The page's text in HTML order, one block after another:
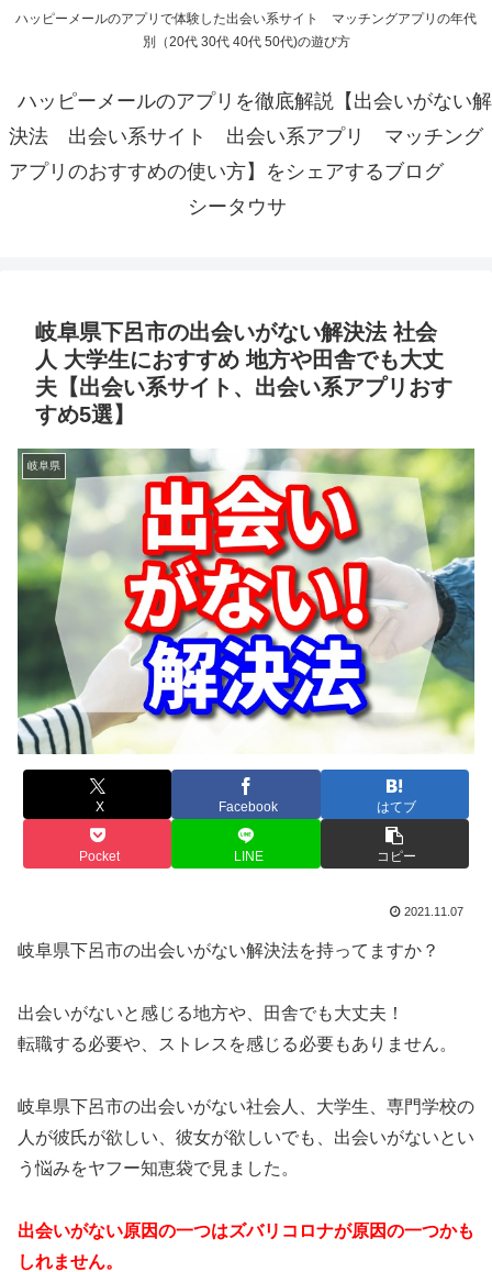
ハッピーメールのアプリで体験した出会い系サイト マッチングアプリの年代
別（20代 30代 40代 50代)の遊び方
ハッピーメールのアプリを徹底解説【出会いがない解
決法 出会い系サイト 出会い系アプリ マッチング
アプリのおすすめの使い方】をシェアするブログ
シータウサ
岐阜県下呂市の出会いがない解決法 社会
人 大学生におすすめ 地方や田舎でも大丈
夫【出会い系サイト、出会い系アプリおす
すめ5選】
岐阜県
X Facebook はてブ
Pocket LINE コピー
2021.11.07
岐阜県下呂市の出会いがない解決法を持ってますか？
出会いがないと感じる地方や、田舎でも大丈夫！
転職する必要や、ストレスを感じる必要もありません。
岐阜県下呂市の出会いがない社会人、大学生、専門学校の
人が彼氏が欲しい、彼女が欲しいでも、出会いがないとい
う悩みをヤフー知恵袋で見ました。
出会いがない原因の一つはズバリコロナが原因の一つかも
しれません。